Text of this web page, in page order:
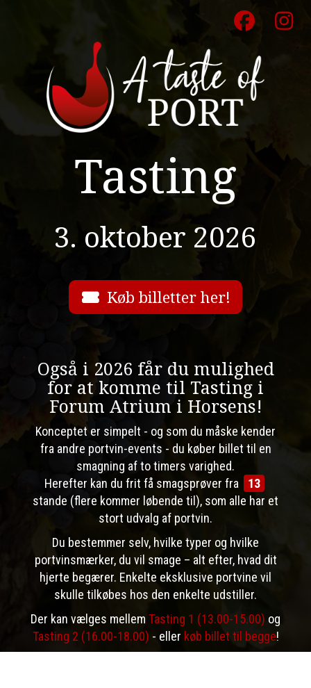
Tasting
3. oktober 2026
Køb billetter her!
Også i 2026 får du mulighed
for at komme til Tasting i
Forum Atrium i Horsens!
Konceptet er simpelt - og som du måske kender
fra andre portvin-events - du køber billet til en
smagning af to timers varighed.
Herefter kan du frit få smagsprøver fra
13
stande (flere kommer løbende til), som alle har et
stort udvalg af portvin.
Du bestemmer selv, hvilke typer og hvilke
portvinsmærker, du vil smage – alt efter, hvad dit
hjerte begærer. Enkelte eksklusive portvine vil
skulle tilkøbes hos den enkelte udstiller.
Der kan vælges mellem Tasting 1 (13.00-15.00) og
Tasting 2 (16.00-18.00) - eller køb billet til begge!